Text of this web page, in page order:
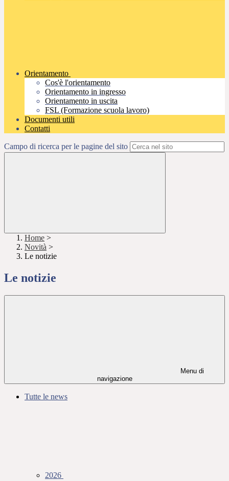
Orientamento
Cos'è l'orientamento
Orientamento in ingresso
Orientamento in uscita
FSL (Formazione scuola lavoro)
Documenti utili
Contatti
Campo di ricerca per le pagine del sito
Home >
Novità >
Le notizie
Le notizie
Menu di
navigazione
Tutte le news
2026